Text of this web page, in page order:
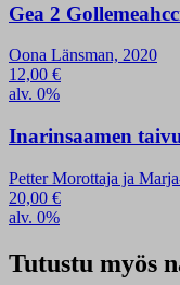
Gea 2
Oona Länsman, 2020
12,00 €
alv. 0%
Inarinsaamen
Petter Morottaja ja
20,00 €
alv. 0%
Tutustu myös